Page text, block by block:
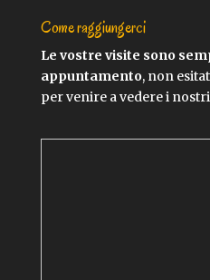
Come raggiungerci
Le vostre visite sono
appuntamento, non
per venire a vedere i